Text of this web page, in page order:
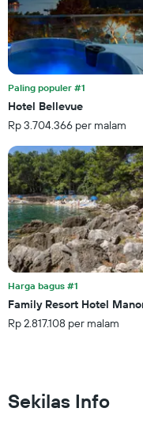
Paling populer #1
Hotel Bellevue
Rp 3.704.366 per malam
Harga bagus #1
Family Resort Hotel
Rp 2.817.108 per malam
Sekilas Info